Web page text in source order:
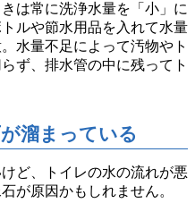
は常に洗浄水量を「小」に
ルや節水用品を入れて水量
水量不足によって汚物やト
ず、排水管の中に残ってト
溜まっている
ど、トイレの水の流れが悪
が原因かもしれません。